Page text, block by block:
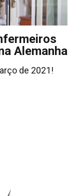
Alemanha
de 2021!